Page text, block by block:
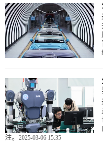
注。 2025-03-06 15:35